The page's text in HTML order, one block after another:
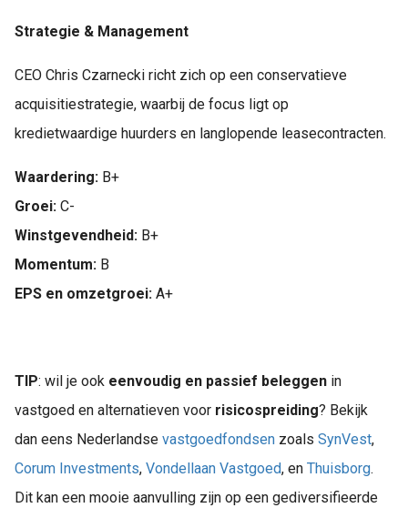
Strategie & Management
CEO Chris Czarnecki richt zich op een conservatieve
acquisitiestrategie, waarbij de focus ligt op
kredietwaardige huurders en langlopende leasecontracten.
Waardering: B+
Groei: C-
Winstgevendheid: B+
Momentum: B
EPS en omzetgroei: A+
TIP: wil je ook eenvoudig en passief beleggen in
vastgoed en alternatieven voor risicospreiding? Bekijk
dan eens Nederlandse vastgoedfondsen zoals SynVest,
Corum Investments, Vondellaan Vastgoed, en Thuisborg.
Dit kan een mooie aanvulling zijn op een gediversifieerde